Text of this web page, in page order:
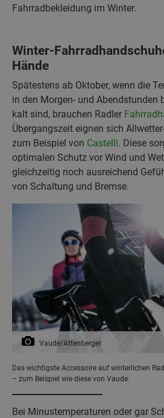
Fahrradbekleidung im Winter.
Winter-
Hände
Spätestens ab Oktober, wenn die
in den Morgen- und Abendstunden
kalt sind, brauchen Radler
Übergangszeit eignen sich
zum Beispiel von Castelli. Diese
optimalen Schutz vor Wind und
gleichzeitig noch ausreichend
von Schaltung und Bremse.
Vaude/Attenberger
Das wichtigste Accessoire auf winterlichen
– zum Beispiel wie diese von Vaude.
Bei Minustemperaturen oder gar